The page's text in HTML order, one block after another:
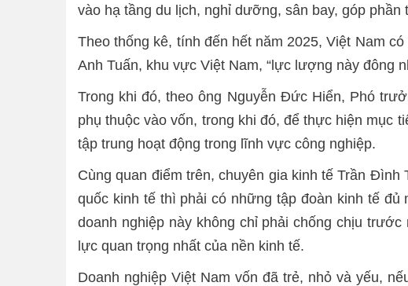
vào hạ tầng du lịch, nghỉ dưỡng, sân bay, góp phần
Theo thống kê, tính đến hết năm 2025, Việt Nam
Anh Tuấn, khu vực Việt Nam, “lực lượng này đông
Trong khi đó, theo ông Nguyễn Đức Hiển, Phó
phụ thuộc vào vốn, trong khi đó, để thực hiện mục
tập trung hoạt động trong lĩnh vực công nghiệp.
Cùng quan điểm trên, chuyên gia kinh tế Trần
quốc kinh tế thì phải có những tập đoàn kinh tế
doanh nghiệp này không chỉ phải chống chịu
lực quan trọng nhất của nền kinh tế.
Doanh nghiệp Việt Nam vốn đã trẻ, nhỏ và yếu,